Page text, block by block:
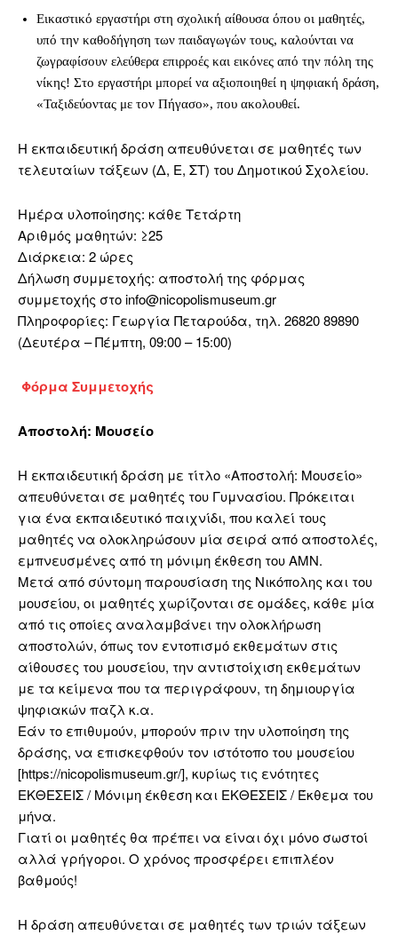
Εικαστικό εργαστήρι στη σχολική αίθουσα όπου οι μαθητές,
υπό την καθοδήγηση των παιδαγωγών τους, καλούνται να
ζωγραφίσουν ελεύθερα επιρροές και εικόνες από την πόλη της
νίκης! Στο εργαστήρι μπορεί να αξιοποιηθεί η ψηφιακή δράση,
«Ταξιδεύοντας με τον Πήγασο», που ακολουθεί.
Η εκπαιδευτική δράση απευθύνεται σε μαθητές των
τελευταίων τάξεων (Δ, Ε, ΣΤ) του Δημοτικού Σχολείου.
Ημέρα υλοποίησης: κάθε Τετάρτη
Αριθμός μαθητών: ≥25
Διάρκεια: 2 ώρες
Δήλωση συμμετοχής: αποστολή της φόρμας
συμμετοχής στο info@nicopolismuseum.gr
Πληροφορίες: Γεωργία Πεταρούδα, τηλ. 26820 89890
(Δευτέρα – Πέμπτη, 09:00 – 15:00)
Φόρμα Συμμετοχής
Αποστολή: Μουσείο
Η εκπαιδευτική δράση με τίτλο «Αποστολή: Μουσείο»
απευθύνεται σε μαθητές του Γυμνασίου. Πρόκειται
για ένα εκπαιδευτικό παιχνίδι, που καλεί τους
μαθητές να ολοκληρώσουν μία σειρά από αποστολές,
εμπνευσμένες από τη μόνιμη έκθεση του ΑΜΝ.
Μετά από σύντομη παρουσίαση της Νικόπολης και του
μουσείου, οι μαθητές χωρίζονται σε ομάδες, κάθε μία
από τις οποίες αναλαμβάνει την ολοκλήρωση
αποστολών, όπως τον εντοπισμό εκθεμάτων στις
αίθουσες του μουσείου, την αντιστοίχιση εκθεμάτων
με τα κείμενα που τα περιγράφουν, τη δημιουργία
ψηφιακών παζλ κ.α.
Εάν το επιθυμούν, μπορούν πριν την υλοποίηση της
δράσης, να επισκεφθούν τον ιστότοπο του μουσείου
[https://nicopolismuseum.gr/], κυρίως τις ενότητες
ΕΚΘΕΣΕΙΣ / Μόνιμη έκθεση και ΕΚΘΕΣΕΙΣ / Έκθεμα του
μήνα.
Γιατί οι μαθητές θα πρέπει να είναι όχι μόνο σωστοί
αλλά γρήγοροι. Ο χρόνος προσφέρει επιπλέον
βαθμούς!
Η δράση απευθύνεται σε μαθητές των τριών τάξεων